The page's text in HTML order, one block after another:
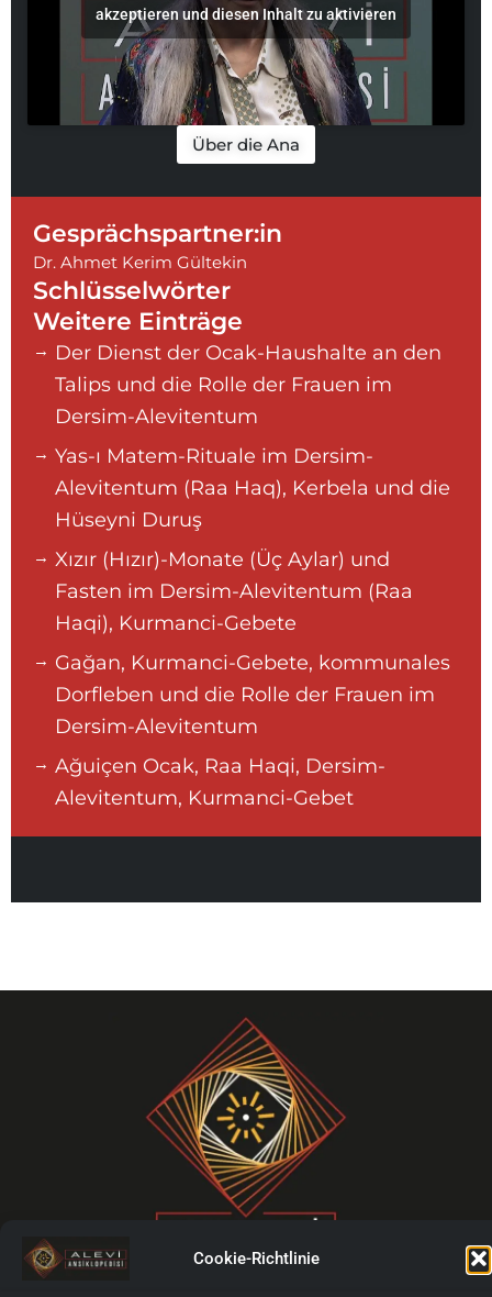
Cookie-Richtlinie
akzeptieren und diesen Inhalt zu aktivieren
Über die Ana
Gesprächspartner:in
Dr. Ahmet Kerim Gültekin
Schlüsselwörter
Weitere Einträge
Der Dienst der Ocak-Haushalte an den
Talips und die Rolle der Frauen im
Dersim-Alevitentum
Yas-ı Matem-Rituale im Dersim-
Alevitentum (Raa Haq), Kerbela und die
Hüseyni Duruş
Xızır (Hızır)-Monate (Üç Aylar) und
Fasten im Dersim-Alevitentum (Raa
Haqi), Kurmanci-Gebete
Gağan, Kurmanci-Gebete, kommunales
Dorfleben und die Rolle der Frauen im
Dersim-Alevitentum
Ağuiçen Ocak, Raa Haqi, Dersim-
Alevitentum, Kurmanci-Gebet